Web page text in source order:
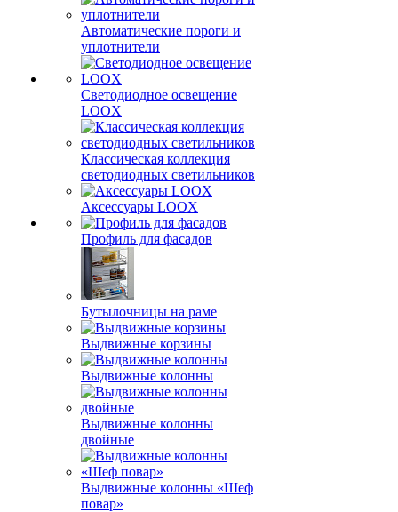
Автоматические пороги и
уплотнители
Светодиодное освещение
LOOX
Классическая коллекция
светодиодных светильников
Аксессуары LOOX
Профиль для фасадов
Бутылочницы на раме
Выдвижные корзины
Выдвижные колонны
Выдвижные колонны
двойные
Bыдвижные колонны «Шеф
повар»